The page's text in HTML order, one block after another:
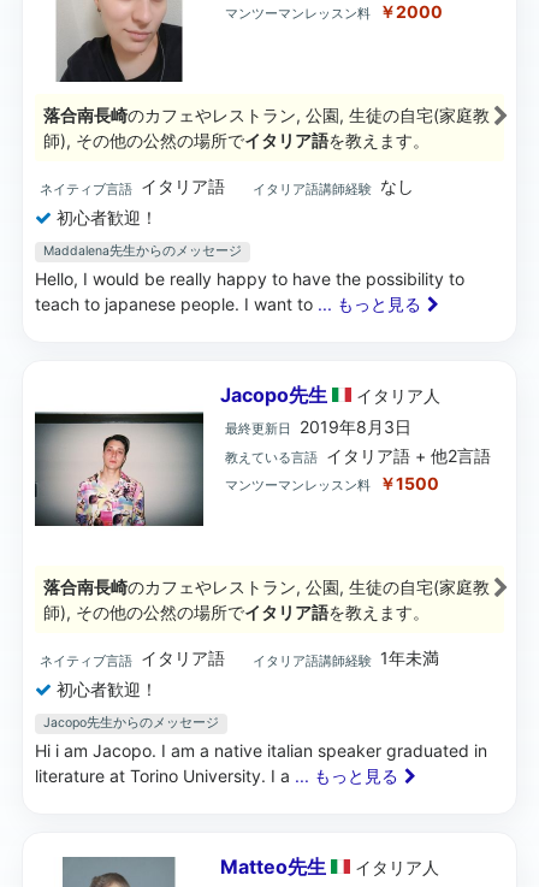
マンツーマンレッスン料 ￥2000
落合南長崎のカフェやレストラン, 公園, 生徒の自宅(家庭教
師), その他の公然の場所でイタリア語を教えます。
ネイティブ言語 イタリア語 イタリア語講師経験
なし
初心者歓迎！
Maddalena先生からのメッセージ
Hello, I would be really happy to have the possibility to
teach to japanese people. I want to ... もっと見る
Jacopo先生 イタリア 人
最終更新日 2019年8月3日
教えている言語 イタリア語 + 他2言語
マンツーマンレッスン料 ￥1500
落合南長崎のカフェやレストラン, 公園, 生徒の自宅(家庭教
師), その他の公然の場所でイタリア語を教えます。
ネイティブ言語 イタリア語 イタリア語講師経験 1年未満
初心者歓迎！
Jacopo先生からのメッセージ
Hi i am Jacopo. I am a native italian speaker graduated in
literature at Torino University. I a ... もっと見る
Matteo先生 イタリア 人